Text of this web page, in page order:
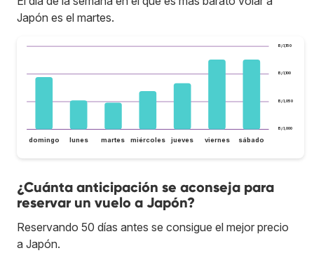
Japón es el martes.
B/.1,000
B/.1,050
B/.1,100
B/.1,150
domingo lunes martes miércoles jueves viernes sábado
¿Cuánta anticipación se aconseja para
reservar un vuelo a Japón?
Reservando 50 días antes se consigue el mejor precio
a Japón.